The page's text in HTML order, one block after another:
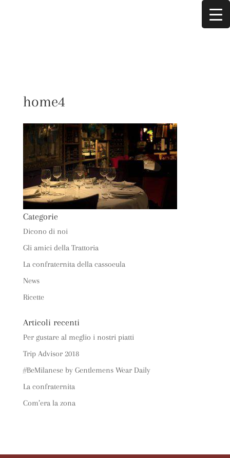
home4
Categorie
Dicono di noi
Gli amici della Trattoria
La confraternita della cassoeula
News
Ricette
Articoli recenti
Per gustare al meglio i nostri piatti
Trip Advisor 2018
#BeMilanese by Gentlemens Wear Daily
La confraternita
Com’era la zona